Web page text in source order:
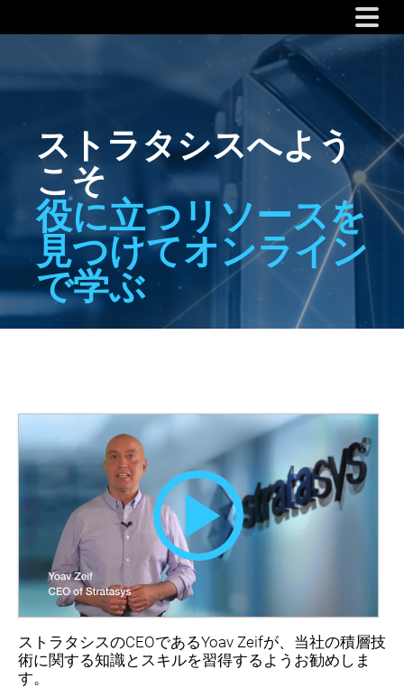
ストラタシスへよう
こそ
役に立つリソースを
見つけてオンライン
で学ぶ
ストラタシスのCEOであるYoav Zeifが、当社の積層技
術に関する知識とスキルを習得するようお勧めしま
す。